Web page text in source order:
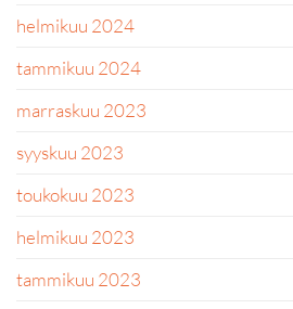
helmikuu 2024
tammikuu 2024
marraskuu 2023
syyskuu 2023
toukokuu 2023
helmikuu 2023
tammikuu 2023